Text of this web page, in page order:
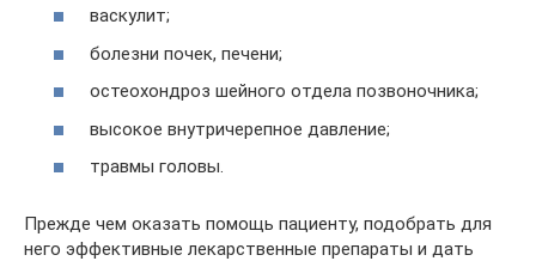
васкулит;
болезни почек, печени;
остеохондроз шейного отдела позвоночника;
высокое внутричерепное давление;
травмы головы.
Прежде чем оказать помощь пациенту, подобрать для
него эффективные лекарственные препараты и дать